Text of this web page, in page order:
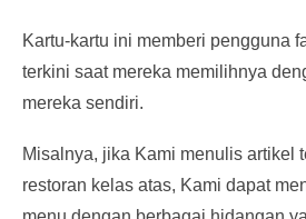
Kartu-kartu ini memberi pengguna
terkini saat mereka memilihnya
mereka sendiri.
Misalnya, jika Kami menulis artikel
restoran kelas atas, Kami dapat